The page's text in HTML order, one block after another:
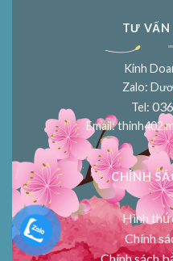
TƯ VẤN
Kinh
Zalo:
Tel:
Email:
CHÍNH
Hình
Chính